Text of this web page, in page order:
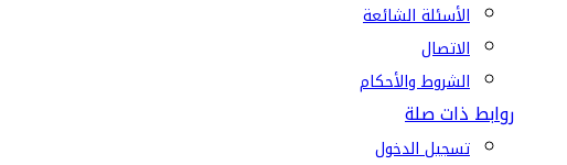
الأسئلة الشائعة
الاتصال
الشروط والأحكام
روابط ذات صلة
تسجيل الدخول